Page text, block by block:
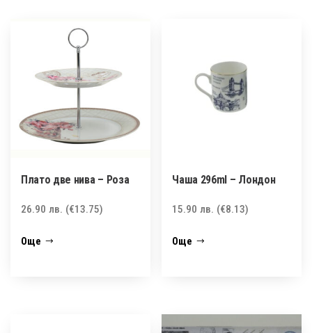
Плато две нива – Розa
26.90 лв. (€13.75)
Още
Чаша 296ml – Лондон
15.90лв. (€8.13)
Още